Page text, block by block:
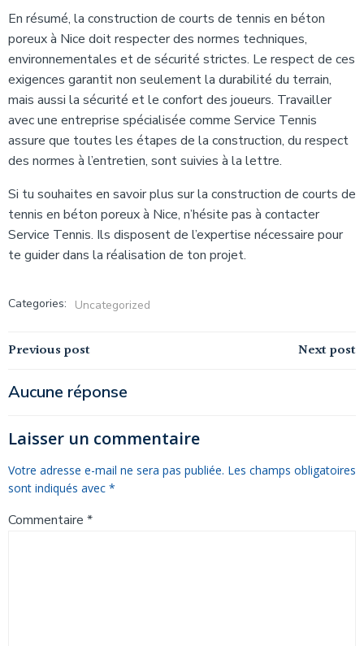
En résumé, la construction de courts de tennis en béton
poreux à Nice doit respecter des normes techniques,
environnementales et de sécurité strictes. Le respect de ces
exigences garantit non seulement la durabilité du terrain,
mais aussi la sécurité et le confort des joueurs. Travailler
avec une entreprise spécialisée comme Service Tennis
assure que toutes les étapes de la construction, du respect
des normes à l’entretien, sont suivies à la lettre.
Si tu souhaites en savoir plus sur la construction de courts de
tennis en béton poreux à Nice, n’hésite pas à contacter
Service Tennis. Ils disposent de l’expertise nécessaire pour
te guider dans la réalisation de ton projet.
Categories: Uncategorized
Navigation
de
l’article
Previous post Navigation
l’article
Next post
Aucune réponse
Laisser un commentaire
Votre adresse e-mail ne sera pas publiée. Les champs obligatoires
sont indiqués avec *
Commentaire *